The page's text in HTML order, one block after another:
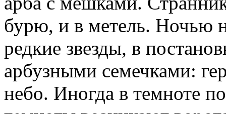
бурю, и в метель. Ночью
редкие звезды, в
арбузными семечками:
небо. Иногда в темноте